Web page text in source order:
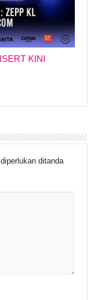
KINI
ditanda